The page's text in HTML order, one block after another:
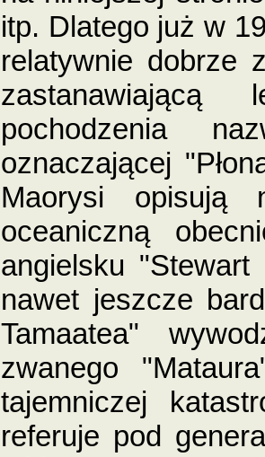
itp. Dlatego już w
relatywnie dobrze
pochodzenia
oznaczającej
Maorysi opisują
oceaniczną
angielsku "Stewart
nawet jeszcze
Tamaatea"
zwanego
tajemniczej
referuje pod